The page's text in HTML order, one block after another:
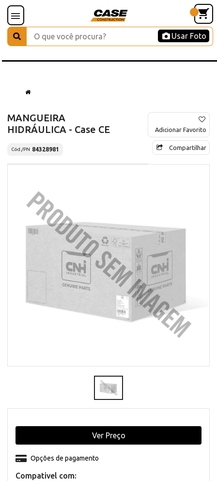
Usar Foto
MANGUEIRA
HIDRÁULICA - Case CE
Cód./PN 84328981
Adicionar Favorito
Compartilhar
Compativel com:
Opções de pagamento
Ver Preço